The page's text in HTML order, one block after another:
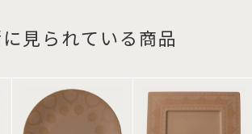
見られている商品